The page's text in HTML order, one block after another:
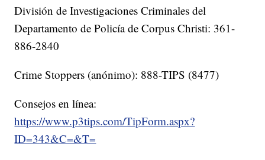
División de Investigaciones Criminales del
Departamento de Policía de Corpus Christi: 361-
886-2840
Crime Stoppers (anónimo): 888-TIPS (8477)
Consejos en línea:
https://www.p3tips.com/TipForm.aspx?
ID=343&C=&T=